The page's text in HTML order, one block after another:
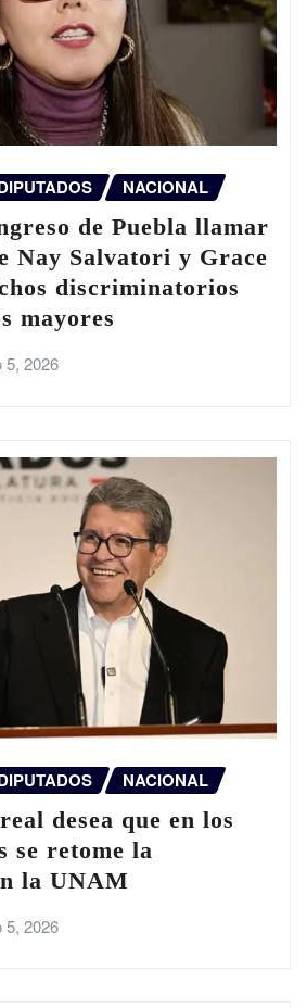
NACIONAL
de Puebla llamar
Nay Salvatori y Grace
discriminatorios
mayores
5, 2026
NACIONAL
desea que en los
se retome la
la UNAM
5, 2026